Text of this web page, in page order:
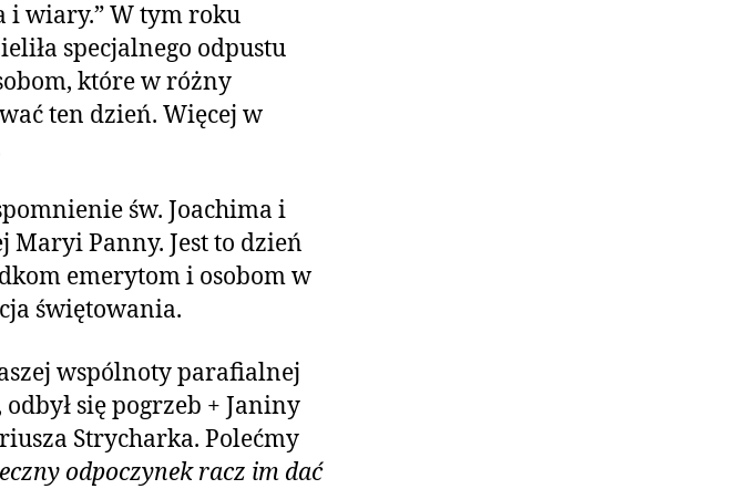
i wiary.” W tym roku
specjalnego odpustu
które w różny
ten dzień. Więcej w
św. Joachima i
Maryi Panny. Jest to dzień
emerytom i osobom w
świętowania.
wspólnoty parafialnej
odbył się pogrzeb + Janiny
Strycharka. Polećmy
odpoczynek racz im dać